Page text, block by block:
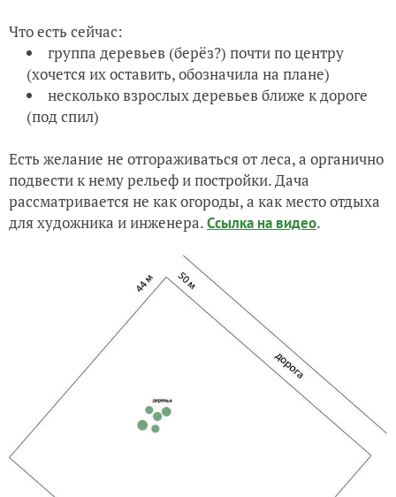
Что есть сейчас:
группа деревьев (берёз?) почти по центру
(хочется их оставить, обозначила на плане)
несколько взрослых деревьев ближе к дороге
(под спил)
Есть желание не отгораживаться от леса, а органично
подвести к нему рельеф и постройки. Дача
рассматривается не как огороды, а как место отдыха
для художника и инженера.Ссылка на видео.